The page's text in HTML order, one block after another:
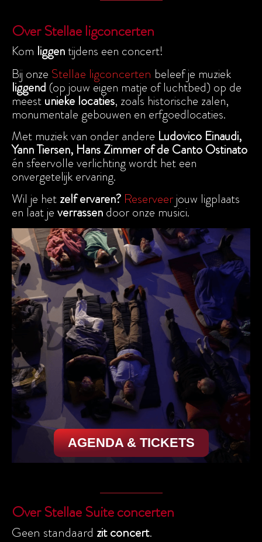
Over Stellae ligconcerten
Kom liggentijdens een concert!
Bij onze Stellae ligconcerten beleef je muziek
liggend (op jouw eigen matje of luchtbed) op de
meest unieke locaties, zoals historische zalen,
monumentale gebouwen en erfgoedlocaties.
Met muziek van onder andere Ludovico Einaudi,
Yann Tiersen, Hans Zimmer of de Canto Ostinato
én sfeervolle verlichting wordt het een
onvergetelijk ervaring.
Wil je het zelf ervaren? Reserveerjouw ligplaats
en laat je verrassen door onze musici.
AGENDA & TICKETS
Over Stellae Suite concerten
Geen standaard zitconcert.